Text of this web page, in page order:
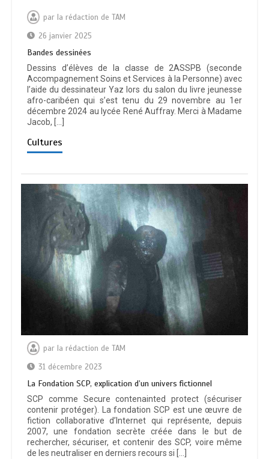
par la rédaction de TAM
26 janvier 2025
Bandes dessinées
Dessins d’élèves de la classe de 2ASSPB (seconde
Accompagnement Soins et Services à la Personne) avec
l’aide du dessinateur Yaz lors du salon du livre jeunesse
afro-caribéen qui s’est tenu du 29 novembre au 1er
décembre 2024 au lycée René Auffray. Merci à Madame
Jacob, […]
Cultures
par la rédaction de TAM
31 décembre 2023
La Fondation SCP, explication d’un univers fictionnel
SCP comme Secure contenainted protect (sécuriser
contenir protéger). La fondation SCP est une œuvre de
fiction collaborative d’Internet qui représente, depuis
2007, une fondation secrète créée dans le but de
rechercher, sécuriser, et contenir des SCP, voire même
de les neutraliser en derniers recours si […]